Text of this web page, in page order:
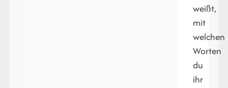
weißt,
mit
welchen
Worten
du
ihr